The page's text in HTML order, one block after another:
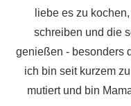
liebe es zu
schreiben und die
genießen - besonders
ich bin seit kurzem
mutiert und bin